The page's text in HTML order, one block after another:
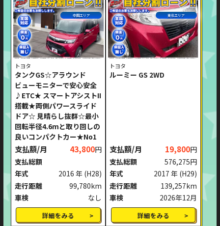
中国エリア
トヨタ
タンクGS☆アラウンド
ビューモニターで安心安全
♪ETC★ スマートアシストII
搭載★両側パワースライド
ドア☆ 見晴らし抜群☆最小
回転半径4.6mと取り回しの
良いコンパクトカー★No1
支払額/月 43,800円
支払総額
年式
2016 年 (H28)
走行距離
99,780km
車検
なし
詳細をみる
東北エリア
トヨタ
ルーミー GS 2WD
支払額/月 19,800円
支払総額
576,275円
年式
2017 年 (H29)
走行距離
139,257km
車検
2026年12月
詳細をみる